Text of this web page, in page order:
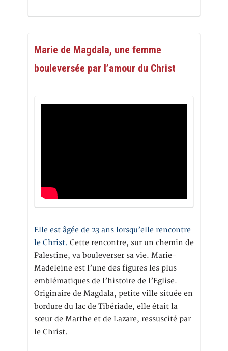
Marie de Magdala, une femme
bouleversée par l’amour du Christ
Elle est âgée de 23 ans lorsqu’elle rencontre
le Christ. Cette rencontre, sur un chemin de
Palestine, va bouleverser sa vie. Marie-
Madeleine est l’une des figures les plus
emblématiques de l’histoire de l’Eglise.
Originaire de Magdala, petite ville située en
bordure du lac de Tibériade, elle était la
sœur de Marthe et de Lazare, ressuscité par
le Christ.